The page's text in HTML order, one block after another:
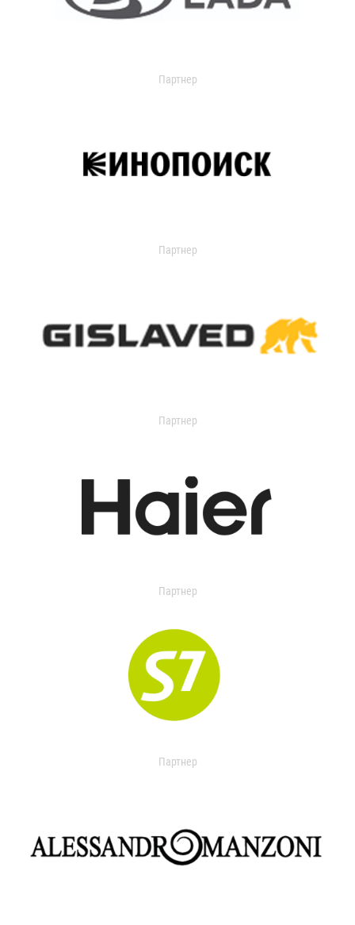
Партнер
Партнер
Партнер
Партнер
Партнер